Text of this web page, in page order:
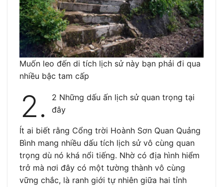
Muốn leo đến di tích lịch sử này bạn phải đi qua
nhiều bậc tam cấp
2.
2 Những dấu ấn lịch sử quan trọng tại
đây
Ít ai biết rằng Cổng trời Hoành Sơn Quan Quảng
Bình mang nhiều dấu tích lịch sử vô cùng quan
trọng dù nó khá nổi tiếng. Nhờ có địa hình hiểm
trở mà nơi đây có một tường thành vô cùng
vững chắc, là ranh giới tự nhiên giữa hai tỉnh